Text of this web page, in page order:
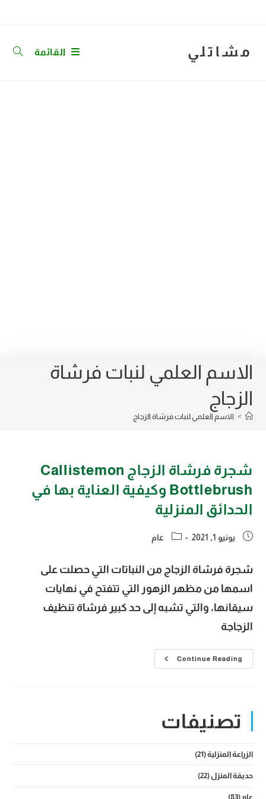
مشاتلي القائمة
الاسم العلمي لنبات فرشاة
الزجاج
> الاسم العلمي لنبات فرشاة الزجاج
شجرة فرشاة الزجاج Callistemon
Bottlebrush وكيفية العناية بها في
الحدائق المنزلية
Post
يونيو 1, 2021
Post
عام
شجرة فرشاة الزجاج من النباتات التي حصلت على
اسمها من مظهر الزهور التي تتفتح في نهايات
سيقانها، والتي تشبه إلى حد كبير فرشاة تنظيف
الزجاجة
Continue Readingشجرة
فرشاة
بها
في
تصنيفات
الزراعة المنزلية(21)
حديقة المنزل (22)
عام (83)